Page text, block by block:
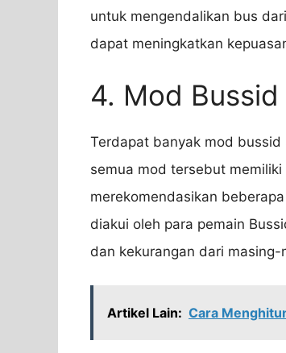
untuk mengendalikan bus
dapat meningkatkan
4. Mod
Terdapat banyak mod
semua mod tersebut
merekomendasikan
diakui oleh para pemain
dan kekurangan dari
Artikel Lain: Cara